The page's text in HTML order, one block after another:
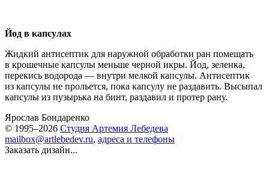
Йод в капсулах
Жидкий антисептик для наружной обработки ран помещать
в крошечные капсулы меньше черной икры. Йод, зеленка,
перекись водорода — внутри мелкой капсулы. Антисептик
из капсулы не прольется, пока капсулу не раздавить. Высыпал
капсулы из пузырька на бинт, раздавил и протер рану.
Ярослав Бондаренко
© 1995–2026 Студия Артемия Лебедева
mailbox@artlebedev.ru, адреса и телефоны
Заказать дизайн...